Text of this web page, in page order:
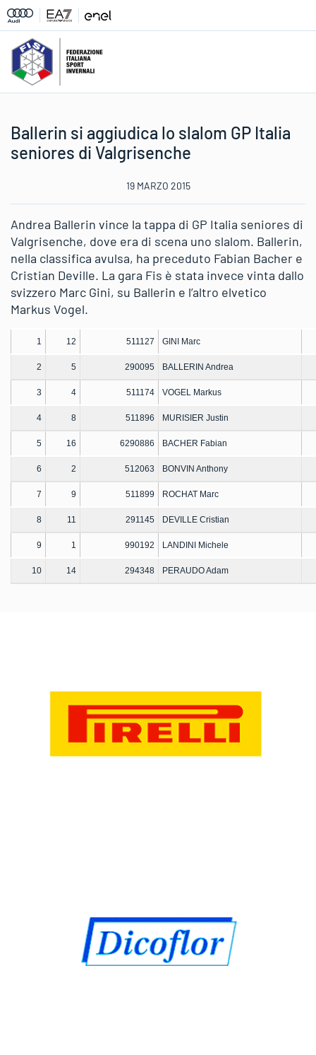
Ballerin si aggiudica lo slalom GP Italia
seniores di Valgrisenche
19 MARZO 2015
Andrea Ballerin vince la tappa di GP Italia seniores di
Valgrisenche, dove era di scena uno slalom. Ballerin,
nella classifica avulsa, ha preceduto Fabian Bacher e
Cristian Deville. La gara Fis è stata invece vinta dallo
svizzero Marc Gini, su Ballerin e l’altro elvetico
Markus Vogel.
1 12 511127 GINI Marc
2 5 290095 BALLERIN Andrea
3 4 511174 VOGEL Markus
4 8 511896 MURISIER Justin
5 16 6290886 BACHER Fabian
6 2 512063 BONVIN Anthony
7 9 511899 ROCHAT Marc
8 11 291145 DEVILLE Cristian
9 1 990192 LANDINI Michele
10 14 294348 PERAUDO Adam